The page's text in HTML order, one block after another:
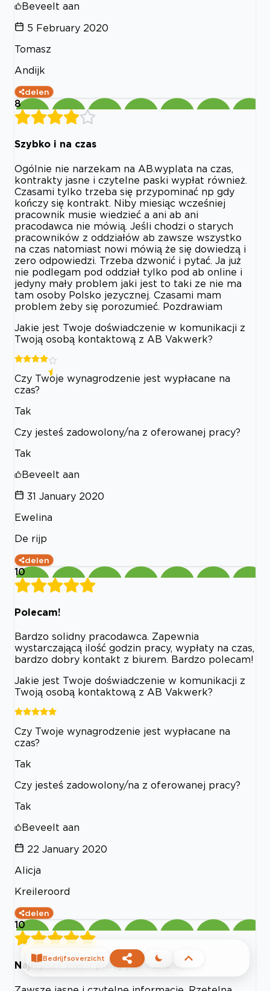
Beveelt aan
5 February 2020
Tomasz
Andijk
delen
8
Szybko i na czas
Ogólnie nie narzekam na AB.wyplata na czas,
kontrakty jasne i czytelne paski wypłat również.
Czasami tylko trzeba się przypominać np gdy
kończy się kontrakt. Niby miesiąc wcześniej
pracownik musie wiedzieć a ani ab ani
pracodawca nie mówią. Jeśli chodzi o starych
pracowników z oddziałów ab zawsze wszystko
na czas natomiast nowi mówią że się dowiedzą i
zero odpowiedzi. Trzeba dzwonić i pytać. Ja już
nie podlegam pod oddział tylko pod ab online i
jedyny mały problem jaki jest to taki ze nie ma
tam osoby Polsko jezycznej. Czasami mam
problem żeby się porozumieć. Pozdrawiam
Jakie jest Twoje doświadczenie w komunikacji z
Twoją osobą kontaktową z AB Vakwerk?
Czy Twoje wynagrodzenie jest wypłacane na
czas?
Tak
Czy jesteś zadowolony/na z oferowanej pracy?
Tak
Beveelt aan
31 January 2020
Ewelina
De rijp
delen
10
Polecam!
Bardzo solidny pracodawca. Zapewnia
wystarczającą ilość godzin pracy, wypłaty na czas,
bardzo dobry kontakt z biurem. Bardzo polecam!
Jakie jest Twoje doświadczenie w komunikacji z
Twoją osobą kontaktową z AB Vakwerk?
Czy Twoje wynagrodzenie jest wypłacane na
czas?
Tak
Czy jesteś zadowolony/na z oferowanej pracy?
Tak
Beveelt aan
22 January 2020
Alicja
Kreileroord
delen
10
Najlepsze biuro pracy jakie znam.
Bedrijfsoverzicht